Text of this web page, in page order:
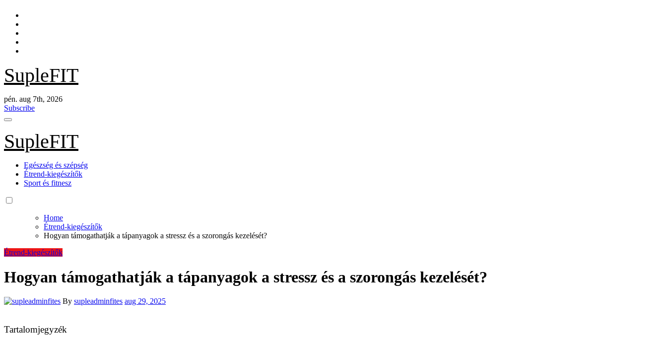
Skip
content
SupleFIT
pén. aug 7th, 2026
Subscribe
SupleFIT
Egészség és szépség
Étrend-kiegészítők
Sport és fitnesz
Home
Étrend-kiegészítők
Hogyan támogathatják a tápanyagok a stressz és a szorongás kezelését?
Étrend-kiegészítők
Hogyan támogathatják a tápanyagok a stressz és a szorongás kezelését?
By supleadminfites aug 29, 2025
Tartalomjegyzék